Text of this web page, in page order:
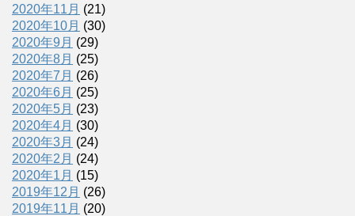
2020年11月 (21)
2020年10月 (30)
2020年9月 (29)
2020年8月 (25)
2020年7月 (26)
2020年6月 (25)
2020年5月 (23)
2020年4月 (30)
2020年3月 (24)
2020年2月 (24)
2020年1月 (15)
2019年12月 (26)
2019年11月 (20)